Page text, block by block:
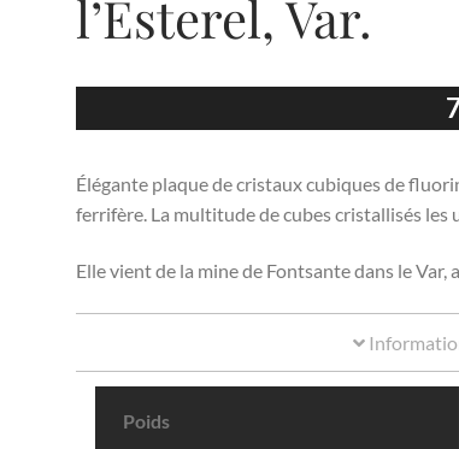
l’Esterel, Var.
Élégante plaque de cristaux cubiques de
ferrifère. La multitude de cubes cristallisés les
Elle vient de la mine de Fontsante dans le
Poids